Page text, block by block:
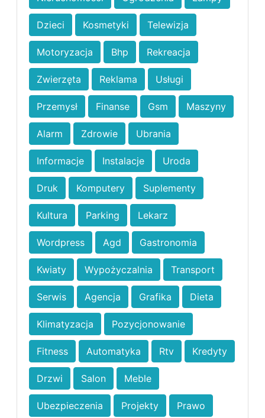
Dzieci Kosmetyki Telewizja
Motoryzacja Bhp Rekreacja
Zwierzęta Reklama Usługi
Przemysł Finanse Gsm Maszyny
Alarm Zdrowie Ubrania
Informacje Instalacje Uroda
Druk Komputery Suplementy
Kultura Parking Lekarz
Wordpress Agd Gastronomia
Kwiaty Wypożyczalnia Transport
Serwis Agencja Grafika Dieta
Klimatyzacja Pozycjonowanie
Fitness Automatyka Rtv Kredyty
Drzwi Salon Meble
Ubezpieczenia Projekty Prawo